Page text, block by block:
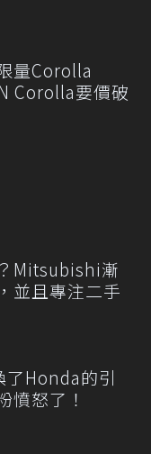
量Corolla
Corolla要價破
Mitsubishi漸
並且專注二手
了Honda的引
憤怒了！